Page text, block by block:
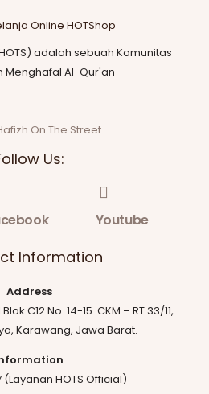
Online HOTShop
adalah sebuah Komunitas
Menghafal Al-Qur'an
On The Street
Us:
Youtube
Information
Address
C12 No. 14-15. CKM – RT 33/11,
Karawang, Jawa Barat.
(Layanan HOTS Official)